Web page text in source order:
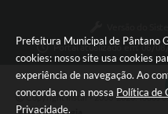
Prefeitura Municipal de Pântano
cookies: nosso site usa cookies
experiência de navegação. Ao
concorda com a nossa Política de
Privacidade.
Portal atualizado em:06/
Copyright Instar - 2006-2026. Todos
Instar Tecnologia